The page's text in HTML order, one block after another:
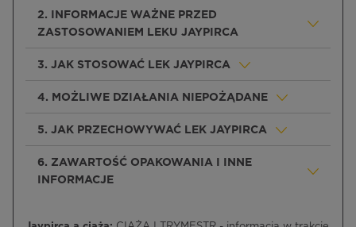
2. INFORMACJE WAŻNE PRZED
ZASTOSOWANIEM LEKU JAYPIRCA
3. JAK STOSOWAĆ LEK JAYPIRCA
4. MOŻLIWE DZIAŁANIA NIEPOŻĄDANE
5. JAK PRZECHOWYWAĆ LEK JAYPIRCA
6. ZAWARTOŚĆ OPAKOWANIA I INNE
INFORMACJE